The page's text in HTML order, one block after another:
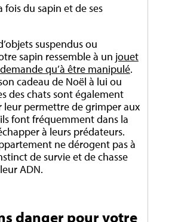
fois du sapin et de ses
suspendus ou
sapin ressemble à un jouet
qu’à être manipulé.
cadeau de Noël à lui ou
des chats sont également
leur permettre de grimper aux
font fréquemment dans la
à leurs prédateurs.
ne dérogent pas à
de survie et de chasse
ADN.
danger pour votre